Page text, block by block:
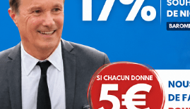
coûter aux entreprises Nous
cette crise par le haut :
d’achat aux 20…